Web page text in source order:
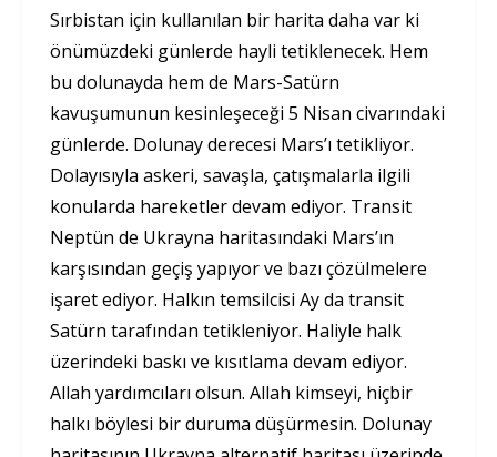
Sırbistan için kullanılan bir harita daha var ki
önümüzdeki günlerde hayli tetiklenecek. Hem
bu dolunayda hem de Mars-Satürn
kavuşumunun kesinleşeceği 5 Nisan civarındaki
günlerde. Dolunay derecesi Mars’ı tetikliyor.
Dolayısıyla askeri, savaşla, çatışmalarla ilgili
konularda hareketler devam ediyor. Transit
Neptün de Ukrayna haritasındaki Mars’ın
karşısından geçiş yapıyor ve bazı çözülmelere
işaret ediyor. Halkın temsilcisi Ay da transit
Satürn tarafından tetikleniyor. Haliyle halk
üzerindeki baskı ve kısıtlama devam ediyor.
Allah yardımcıları olsun. Allah kimseyi, hiçbir
halkı böylesi bir duruma düşürmesin. Dolunay